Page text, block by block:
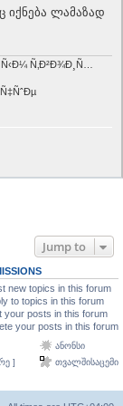
იქნება ლამაზად
Ñ‚Ð²Ð¾Ð¸Ñ…
Jump to
new topics in this forum
to topics in this forum
your posts in this forum
your posts in this forum
ანონსი
]
თვალშისაცემი